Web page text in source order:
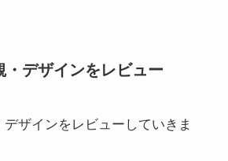
デザインをレビュー
ザインをレビューしていきま